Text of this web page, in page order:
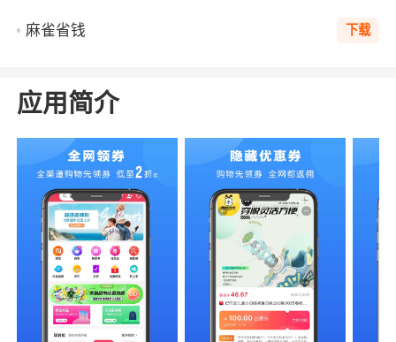
麻雀省钱 下载
应用简介